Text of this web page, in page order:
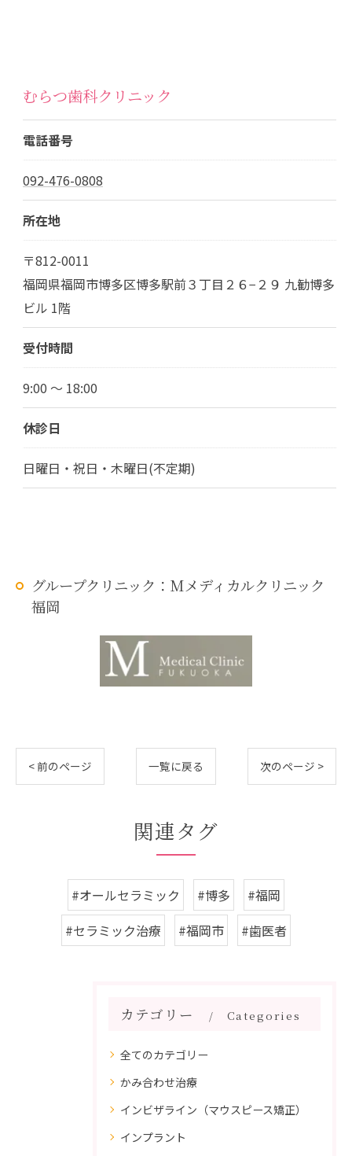
むらつ歯科クリニック
電話番号
092-476-0808
所在地
〒812-0011
福岡県福岡市博多区博多駅前３丁目２６−２９ 九勧博多
ビル 1階
受付時間
9:00 ～ 18:00
休診日
日曜日・祝日・木曜日(不定期)
グループクリニック：Mメディカルクリニック
福岡
< 前のページ 一覧に戻る 次のページ >
関連タグ
#オールセラミック #博多
#福岡
#セラミック治療
#福岡市 #歯医者
カテゴリー Categories
全てのカテゴリー
かみ合わせ治療
インビザライン（マウスピース矯正）
インプラント